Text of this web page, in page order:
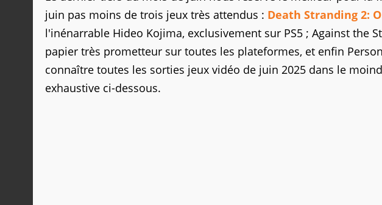
juin pas moins de trois jeux très attendus : Death Stranding 2:
l'inénarrable Hideo Kojima, exclusivement sur PS5 ; Against the
papier très prometteur sur toutes les plateformes, et enfin
connaître toutes les sorties jeux vidéo de juin 2025 dans le
exhaustive ci-dessous.